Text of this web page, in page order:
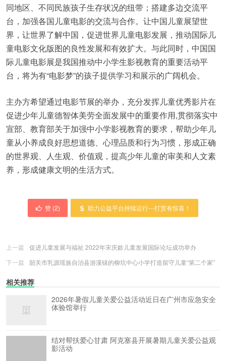
同地区、不同民族孩子生存状况的纽带；搭建多边交流平
台，加强各国儿童电影的交流与合作。让中国儿童展望世
界，让世界了解中国，促进世界儿童电影发展，推动国际儿
童电影文化版图的良性发展和有效扩大。与此同时，中国国
际儿童电影展是我国推动中小学生影视教育的重要活动平
台，将为有“电影梦”的孩子提供学习和展示的广阔机会。
主办方希望通过电影节展的举办，充分发挥儿童优秀影片在
促进少年儿童德智体美劳全面发展中的重要作用,贯彻落实中
宣部、教育部关于加强中小学影视教育的要求，帮助少年儿
童从小养成良好思想道德、心理品质和行为习惯，形成正确
的世界观、人生观、价值观，提高少年儿童的审美和人文素
养，形成健康文明的生活方式。
赞 (2) 助力公益平台持续运行---打赏有惊喜！
上一篇
促进儿童发展与福祉 2022年宋庆龄儿童发展国际论坛成功举办
下一篇
韶关市乳源瑶族自治县游溪镇的柳坑中心小学打造留守儿童“第二个家”
相关推荐
2026年暑假儿童关爱公益活动近日在广州市应急安全
体验馆举行
结对帮扶爱心甘肃 阿克塞县开展暑期儿童关爱公益观
影活动